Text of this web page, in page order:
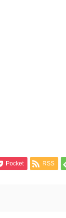
Pocket RSS